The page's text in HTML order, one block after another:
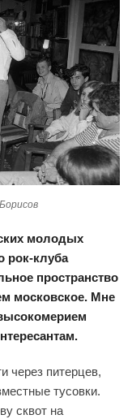
молодых
рок-клуба
пространство
московское. Мне
через питерцев,
тусовки.
сквот на